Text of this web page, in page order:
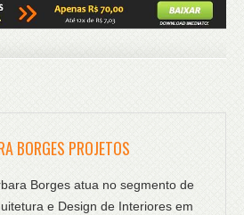
BORGES PROJETOS
Borges atua no segmento de
e Design de Interiores em